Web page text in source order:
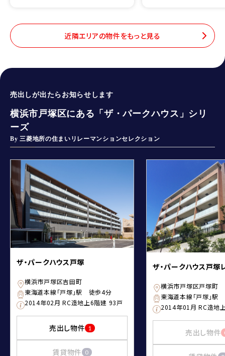
近隣エリアの物件をもっと見る
売出しが出たらお知らせします
横浜市戸塚区にある「ザ・パークハウス」シリ
ーズ
By 三菱地所の住まいリレーマンションセレクション
ザ・パークハウス戸塚
横浜市戸塚区吉田町
東海道本線「戸塚」駅 徒歩4分
2014年02月 RC造地上6階建 93戸
売出し物件 1
賃貸物件 0
ザ・パークハウス戸塚
横浜市戸塚区戸塚町
東海道本線「戸塚」
2014年01月 RC造地
売出し物件